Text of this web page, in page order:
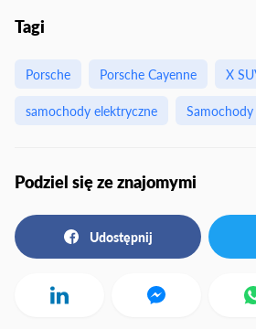
Tagi
Porsche Porsche Cayenne X
samochody elektryczne
Podziel się ze znajomymi
Udostępnij